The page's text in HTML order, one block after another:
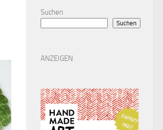
Suchen
Suchen
ANZEIGEN